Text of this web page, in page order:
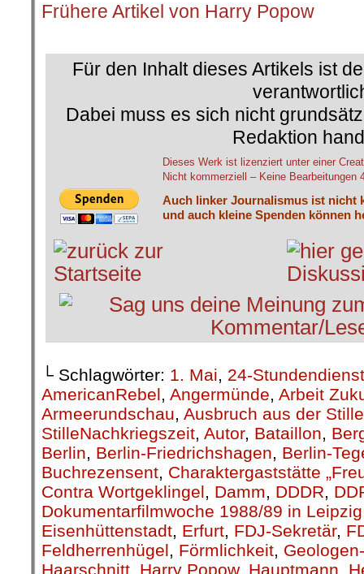
Frühere Artikel von Harry Popow
Für den Inhalt dieses Artikels ist
Dabei muss es sich nicht
Redaktion
Dieses Werk ist lizenziert unter einer
Nicht kommerziell – Keine Bearbeitungen
Auch linker Journalismus ist nicht
und auch kleine Spenden können
└ Schlagwörter: 1. Mai, 24-Stundendienst
AmericanRebel, Angermünde, Arbeit
Armeerundschau, Ausbruch aus der Stille
StilleNachkriegszeit, Autor, Bataillon,
Berlin, Berlin-Friedrichshagen, Berlin-
Buchrezensent, Charaktergaststätte
Contra Wortgeklingel, Damm, DDDR,
Dokumentarfilmwoche 1988/89 in Leipzig
Eisenhüttenstadt, Erfurt, FDJ-Sekretär,
Feldherrenhügel, Förmlichkeit,
Haarschnitt Harry Popow, Hauptmann